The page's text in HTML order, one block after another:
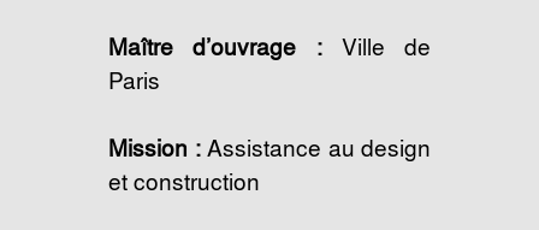
Maître d’ouvrage :Ville de
Paris
Mission :Assistance au design
et construction